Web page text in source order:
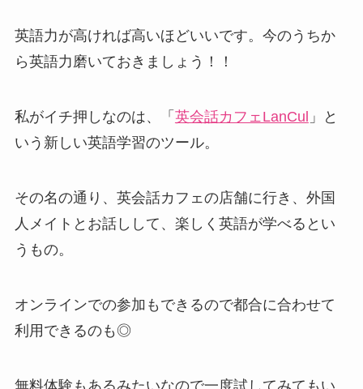
英語力が高ければ高いほどいいです。今のうちか
ら英語力磨いておきましょう！！
私がイチ押しなのは、「 英会話カフェLanCul 」と
いう新しい英語学習のツール。
その名の通り、英会話カフェの店舗に行き、外国
人メイトとお話しして、楽しく英語が学べるとい
うもの。
オンラインでの参加もできるので都合に合わせて
利用できるのも◎
無料体験もあるみたいなので一度試してみてもい